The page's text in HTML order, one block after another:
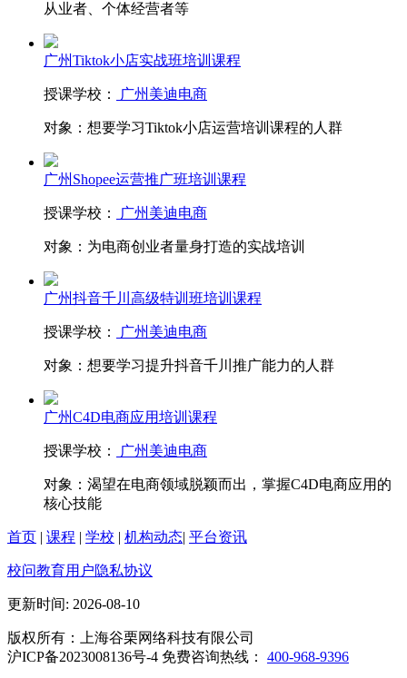
从业者、个体经营者等
广州Tiktok小店实战班培训课程
授课学校： 广州美迪电商
对象： 想要学习Tiktok小店运营培训课程的人群
广州Shopee运营推广班培训课程
授课学校： 广州美迪电商
对象： 为电商创业者量身打造的实战培训
广州抖音千川高级特训班培训课程
授课学校： 广州美迪电商
对象： 想要学习提升抖音千川推广能力的人群
广州C4D电商应用培训课程
授课学校： 广州美迪电商
对象： 渴望在电商领域脱颖而出，掌握C4D电商应用的
核心技能
首页 | 课程 | 学校 | 机构动态| 平台资讯
校问教育用户隐私协议
更新时间: 2026-08-10
版权所有：上海谷栗网络科技有限公司
沪ICP备2023008136号-4 免费咨询热线： 400-968-9396